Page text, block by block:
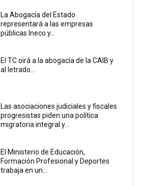
La Abogacía del Estado
representará a las empresas
públicas Ineco y...
El TC oirá a la abogacía de la CAIB y
al letrado...
Las asociaciones judiciales y fiscales
progresistas piden una política
migratoria integral y...
El Ministerio de Educación,
Formación Profesional y Deportes
trabaja en un...